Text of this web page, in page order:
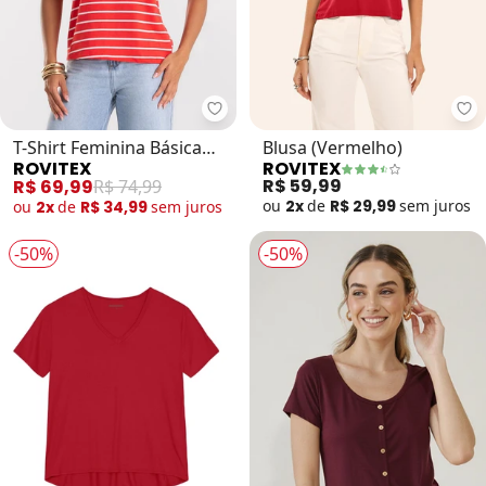
Rovitex - T-Shirt Feminina
T-Shirt Feminina Básica
Listrada (Vermelho)
ROVITEX
R$ 69,99R$ 74,99
ou 2xde R$ 34,99sem juros
Blusa (Vermelho)
ROVITEX
R$ 59,99
ou 2xde R$ 29,99sem juros
-50% -50%